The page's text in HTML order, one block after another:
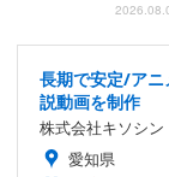
長期で安定/ア
説動画を制作
株式会社キソシン
愛知県